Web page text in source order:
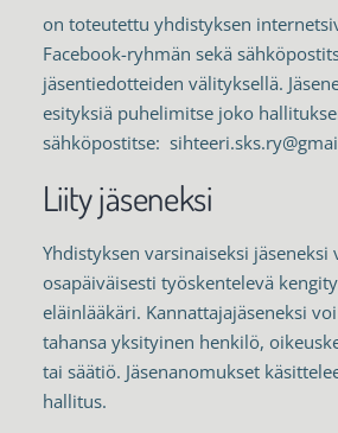
on toteutettu yhdistyksen
Facebook-ryhmän sekä
jäsentiedotteiden välityksellä.
esityksiä puhelimitse joko
sähköpostitse:
Liity jäseneksi
Yhdistyksen varsinaiseksi
osapäiväisesti työskentelevä
eläinlääkäri. Kannattajajäseneksi
tahansa yksityinen henkilö,
tai säätiö. Jäsenanomukset
hallitus.